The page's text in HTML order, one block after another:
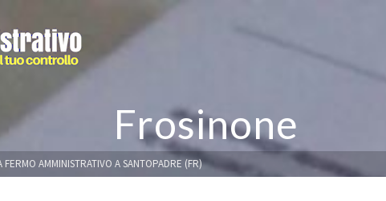
Frosinone
FERMO AMMINISTRATIVO A SANTOPADRE (FR)